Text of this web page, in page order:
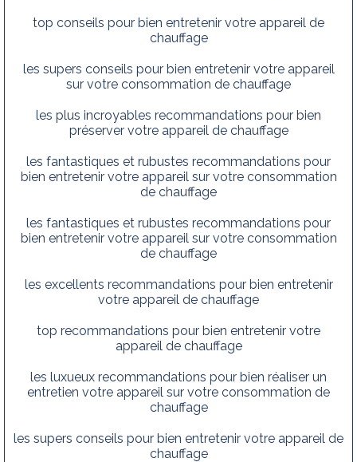
top conseils pour bien entretenir votre appareil de
chauffage
les supers conseils pour bien entretenir votre appareil
sur votre consommation de chauffage
les plus incroyables recommandations pour bien
préserver votre appareil de chauffage
les fantastiques et rubustes recommandations pour
bien entretenir votre appareil sur votre consommation
de chauffage
les fantastiques et rubustes recommandations pour
bien entretenir votre appareil sur votre consommation
de chauffage
les excellents recommandations pour bien entretenir
votre appareil de chauffage
top recommandations pour bien entretenir votre
appareil de chauffage
les luxueux recommandations pour bien réaliser un
entretien votre appareil sur votre consommation de
chauffage
les supers conseils pour bien entretenir votre appareil de
chauffage